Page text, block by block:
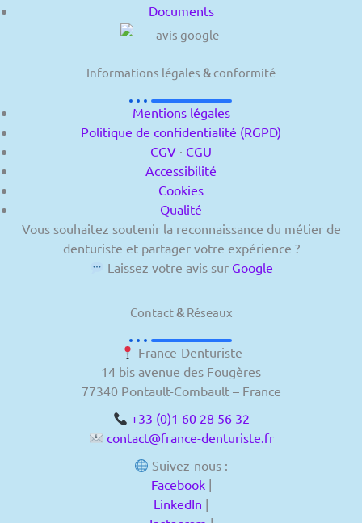
Documents
Informations légales & conformité
Mentions légales
Politique de confidentialité (RGPD)
CGV · CGU
Accessibilité
Cookies
Qualité
Vous souhaitez soutenir la reconnaissance du métier de
denturiste et partager votre expérience ?
Laissez votre avis sur Google
Contact&Réseaux
France-Denturiste
14 bis avenue des Fougères
77340 Pontault-Combault – France
+33 (0)1 60 28 56 32
contact@france-denturiste.fr
Suivez-nous :
Facebook|
LinkedIn |